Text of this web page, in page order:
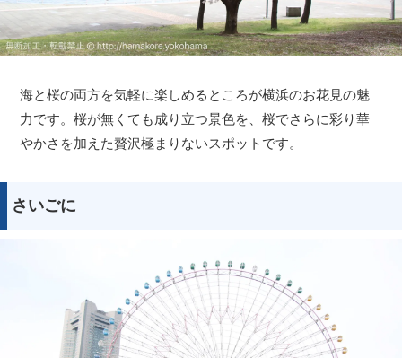
海と桜の両方を気軽に楽しめるところが横浜のお花見の魅
力です。桜が無くても成り立つ景色を、桜でさらに彩り華
やかさを加えた贅沢極まりないスポットです。
さいごに